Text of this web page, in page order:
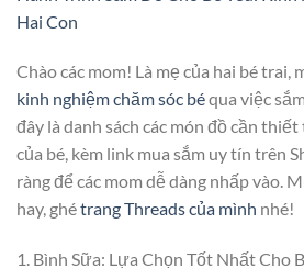
Hai Con
Chào các mom! Là mẹ của hai bé trai,
kinh nghiệm chăm sóc béqua việc
đây là danh sách các món đồ cần
của bé, kèm link mua sắm uy tín trên
ràng để các mom dễ dàng nhấp vào.
hay, ghétrang Threads của mình nhé!
1. Bình Sữa: Lựa Chọn Tốt Nhất Cho